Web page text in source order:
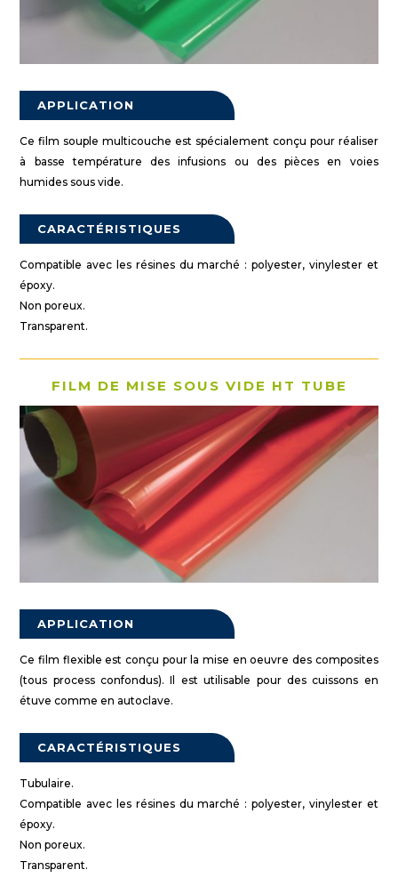
APPLICATION
Ce film souple multicouche est spécialement conçu pour réaliser
à basse température des infusions ou des pièces en voies
humides sous vide.
CARACTÉRISTIQUES
Compatible avec les résines du marché : polyester, vinylester et
époxy.
Non poreux.
Transparent.
FILM DE MISE SOUS VIDE HT TUBE
APPLICATION
Ce film flexible est conçu pour la mise en oeuvre des composites
(tous process confondus). Il est utilisable pour des cuissons en
étuve comme en autoclave.
CARACTÉRISTIQUES
Tubulaire.
Compatible avec les résines du marché : polyester, vinylester et
époxy.
Non poreux.
Transparent.